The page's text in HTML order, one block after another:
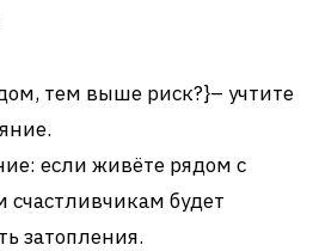
тем выше риск?}– учтите
если живёте рядом с
будет
затопления.